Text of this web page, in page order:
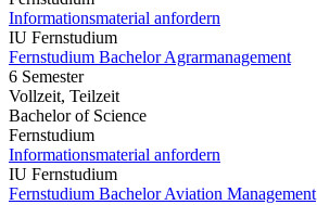
Informationsmaterial anfordern
IU Fernstudium
Fernstudium Bachelor Agrarmanagement
6 Semester
Vollzeit, Teilzeit
Bachelor of Science
Fernstudium
Informationsmaterial anfordern
IU Fernstudium
Fernstudium Bachelor Aviation Management